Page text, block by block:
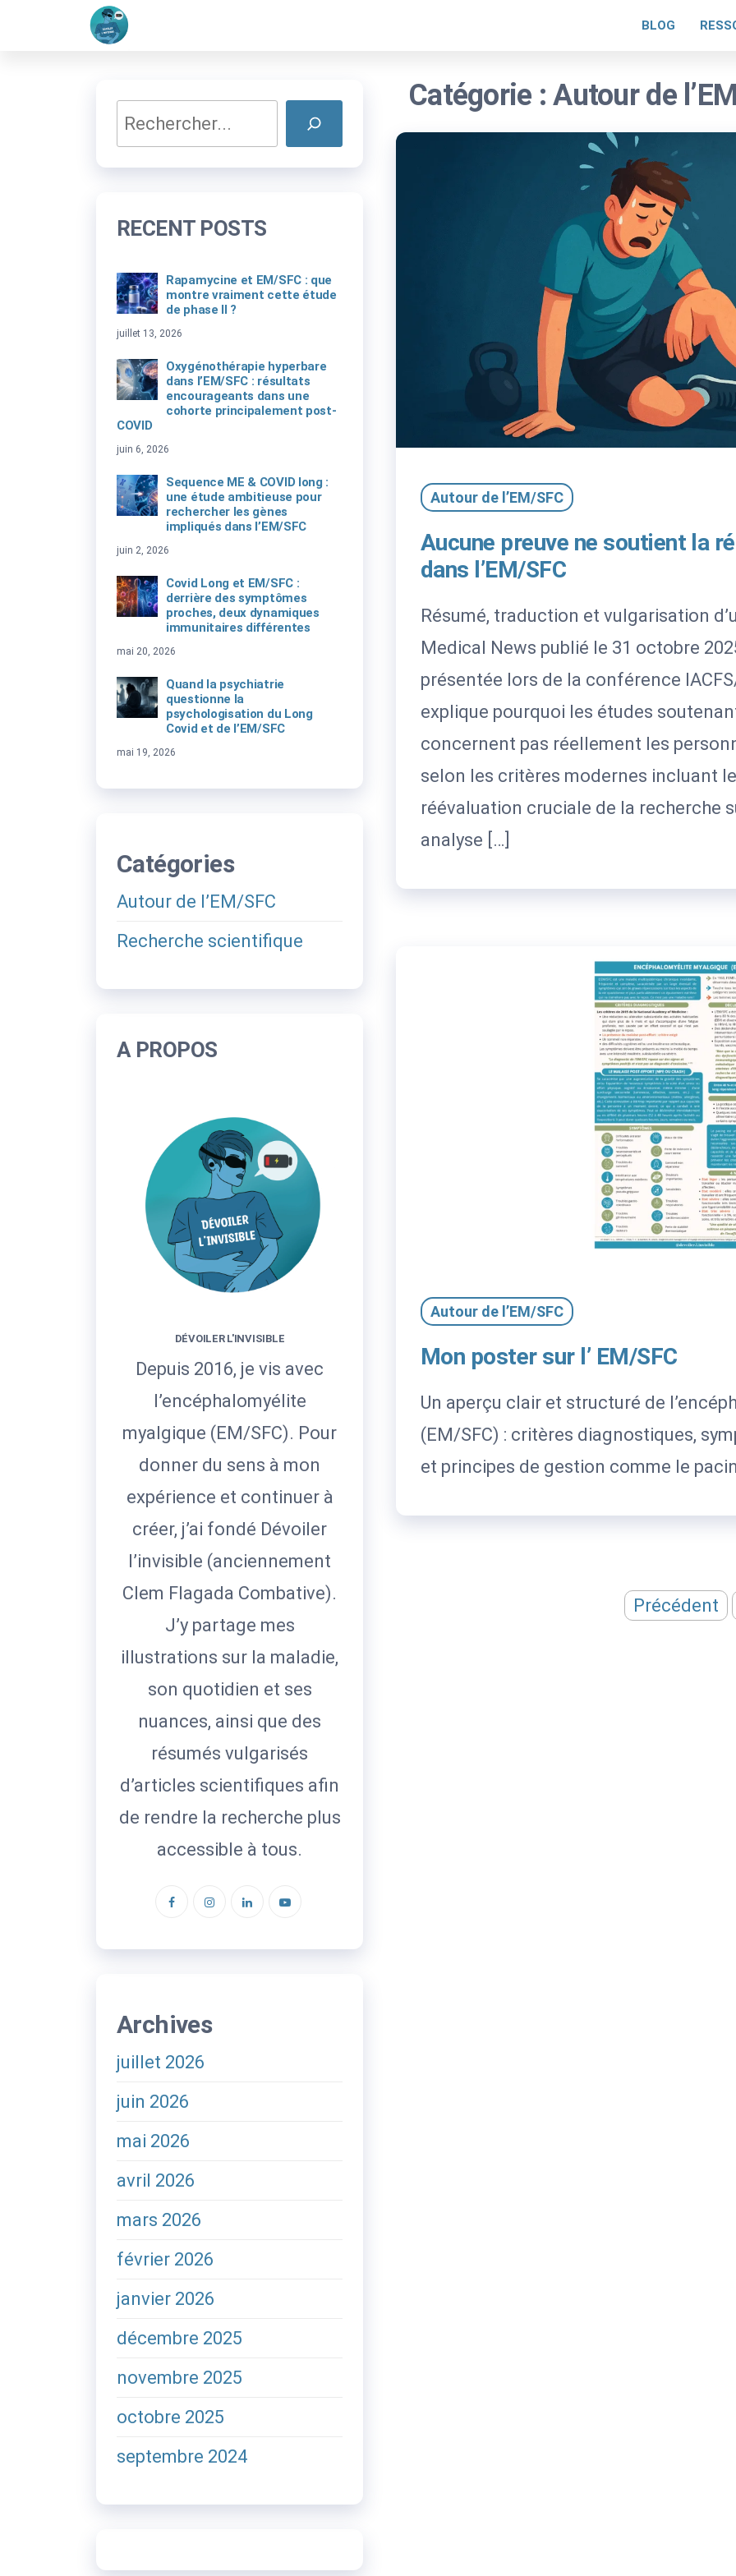
BLOG
Catégorie :Autour de
Autour de l’EM/SFC
Aucune preuve ne soutient la
dans l’EM/SFC
Résumé, traduction et vulgarisation
Medical News publié le 31 octobre
présentée lors de la conférence
explique pourquoi les études
concernent pas réellement les
selon les critères modernes incluant
réévaluation cruciale de la recherche
analyse […]
Autour de l’EM/SFC
Mon poster sur l’ EM/SFC
Un aperçu clair et structuré de
(EM/SFC) : critères diagnostiques,
et principes de gestion comme le
Précédent
Rechercher
RECENT POSTS
Rapamycine et EM/SFC : que
montre vraiment cette étude
de phase II ?
juillet 13, 2026
Oxygénothérapie hyperbare
dans l’EM/SFC : résultats
encourageants dans une
cohorte principalement post-
COVID
juin 6, 2026
Sequence ME & COVID long :
une étude ambitieuse pour
rechercher les gènes
impliqués dans l’EM/SFC
juin 2, 2026
Covid Long et EM/SFC :
derrière des symptômes
proches, deux dynamiques
immunitaires différentes
mai 20, 2026
Quand la psychiatrie
questionne la
psychologisation du Long
Covid et de l’EM/SFC
mai 19, 2026
Catégories
Autour de l’EM/SFC
Recherche scientifique
A PROPOS
DÉVOILER L'INVISIBLE
Depuis 2016, je vis avec
l’encéphalomyélite
myalgique (EM/SFC). Pour
donner du sens à mon
expérience et continuer à
créer, j’ai fondé Dévoiler
l’invisible (anciennement
Clem Flagada Combative).
J’y partage mes
illustrations sur la maladie,
son quotidien et ses
nuances, ainsi que des
résumés vulgarisés
d’articles scientifiques afin
de rendre la recherche plus
accessible à tous.
Archives
juillet 2026
juin 2026
mai 2026
avril 2026
mars 2026
février 2026
janvier 2026
décembre 2025
novembre 2025
octobre 2025
septembre 2024